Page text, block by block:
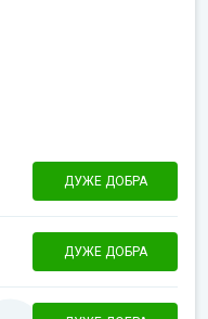
ДУЖЕ ДОБРА
ДУЖЕ ДОБРА